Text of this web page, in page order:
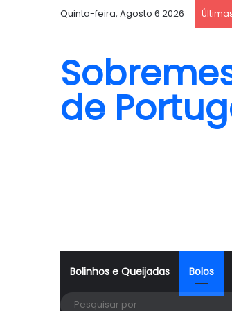
Quinta-feira, Agosto 6 2026
de
Bolinhos e Queijadas Bolos